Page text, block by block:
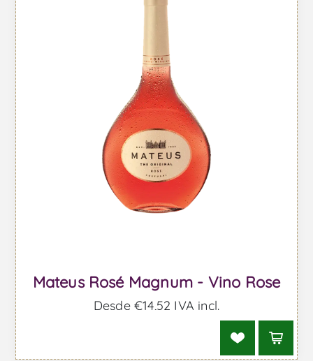
Mateus Rosé Magnum - Vino Rose
Desde €14,52 IVA incl.